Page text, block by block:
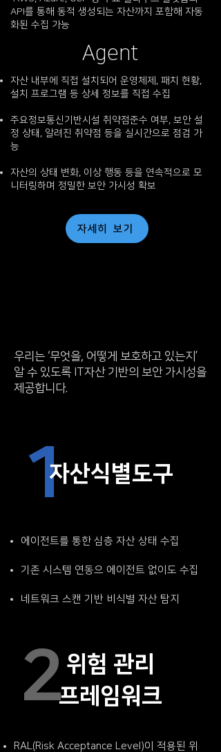
API를 통해 동적 생성되는 자산까지 포함해 자동
화된 수집 가능
Agent
자산 내부에 직접 설치되어 운영체제, 패치 현황,
설치 프로그램 등 상세 정보를 직접 수집
주요정보통신기반시설 취약점준수 여부, 보안 설
정 상태, 알려진 취약점 등을 실시간으로 점검 가
능
자산의 상태 변화, 이상 행동 등을 연속적으로 모
니터링하며 정밀한 보안 가시성 확보
자세히 보기
우리는 ‘무엇을, 어떻게 보호하고 있는지’
알 수 있도록 IT자산 기반의 보안 가시성을
제공합니다.
1자산식별도구
에이전트를 통한 심층 자산 상태 수집
기존 시스템 연동으 에이전트 없이도 수집
네트워크 스캔 기반 비식별 자산 탐지
2위험 관리
프레임워크
RAL(Risk Acceptance Level)이 적용된 위